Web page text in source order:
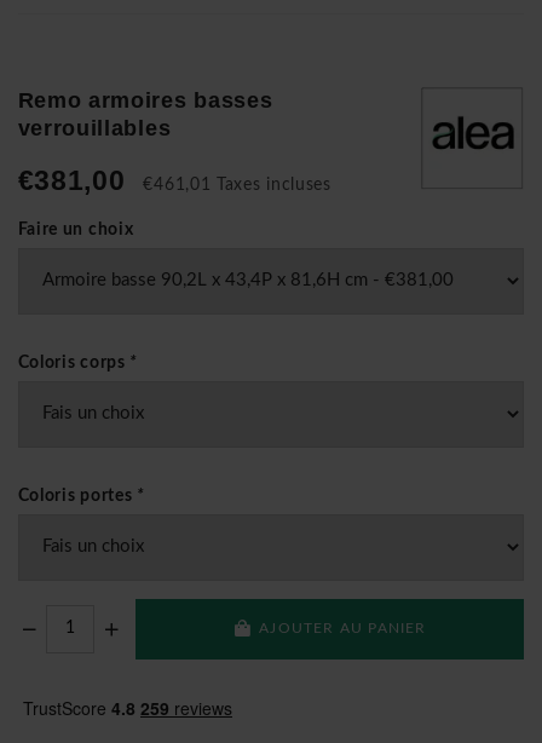
Remo armoires basses
verrouillables
€381,00 €461,01 Taxes incluses
Faire un choix
Coloris corps *
Coloris portes *
AJOUTER AU PANIER